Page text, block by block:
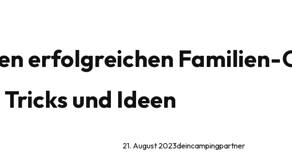
erfolgreichen Familien-
und Ideen
21. August 2023deincampingpartner